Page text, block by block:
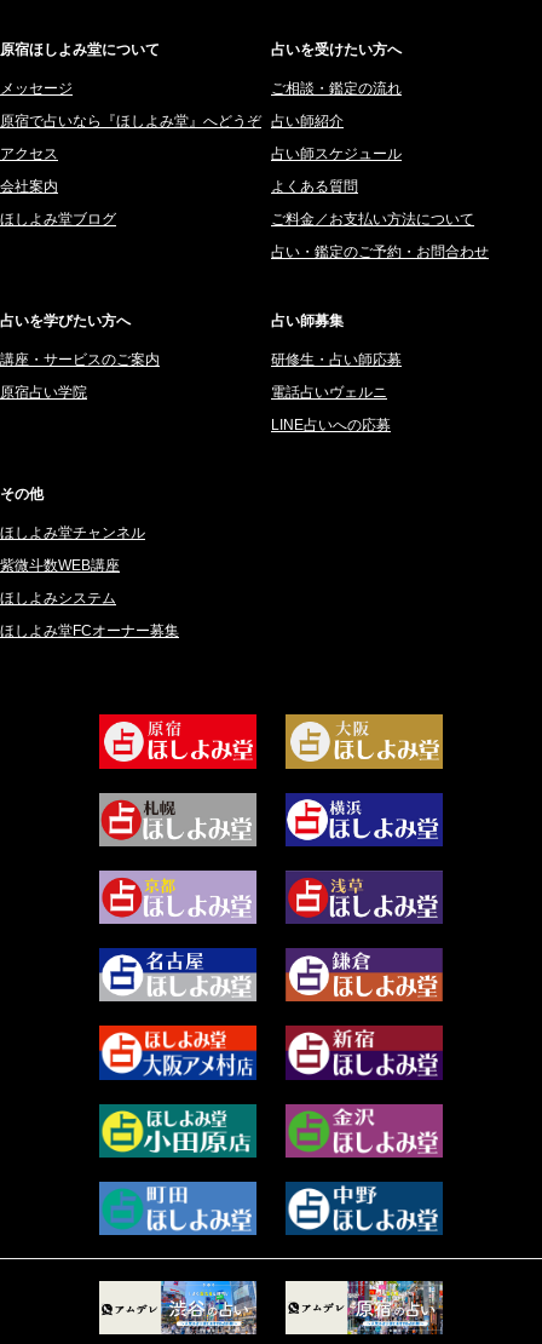
は自分を壊していく
橘メルロ (7)
鈴喜みわこ (8)
鯖ノ実 ソニン (19)
愛音ソナタ (16)
紫村 明世 (34)
サーペント (92)
さてら (94)
桜望巴千 (270)
綺咲みゆき (22)
比呂 酒井 (59)
ロザリン (157)
坂宮 鈴果 (82)
尾羽奈美海 (95)
藻那ムール (2)
白丸モカ (180)
水浅葱 旬時 (150)
阿佐霧 峰麿 (37)
源 彩乃 (65)
美月マーシャ (211)
芽百マミム (739)
真巳華 - Mamika - (268)
プラタ 真寿 (164)
紅月Luru (4)
ルーカス伽豆海 (1111)
2025年12月 (201)
2025年11月 (252)
2025年10月 (242)
2025年9月 (196)
2025年8月 (182)
2024年12月 (57)
2024年11月 (38)
2024年10月 (36)
2024年9月 (39)
2024年8月 (45)
2024年5月 (92)
2024年3月 (49)
2024年2月 (40)
2024年1月 (63)
2023年12月 (86)
2023年11月 (67)
2023年10月 (36)
2023年9月 (37)
2023年8月 (46)
2023年7月 (59)
2023年6月 (73)
2023年5月 (67)
2023年4月 (73)
2023年2月 (99)
原宿ほしよみ堂について
メッセージ
原宿で占いなら『ほしよみ堂』へどうぞ
アクセス
会社案内
ほしよみ堂ブログ
占いを受けたい方へ
ご相談・鑑定の流れ
占い師紹介
占い師スケジュール
よくある質問
ご料金／お支払い方法について
占い・鑑定のご予約・お問合わせ
占いを学びたい方へ
講座・サービスのご案内
原宿占い学院
占い師募集
研修生・占い師応募
電話占いヴェルニ
LINE占いへの応募
その他
ほしよみ堂チャンネル
紫微斗数WEB講座
ほしよみシステム
ほしよみ堂FCオーナー募集